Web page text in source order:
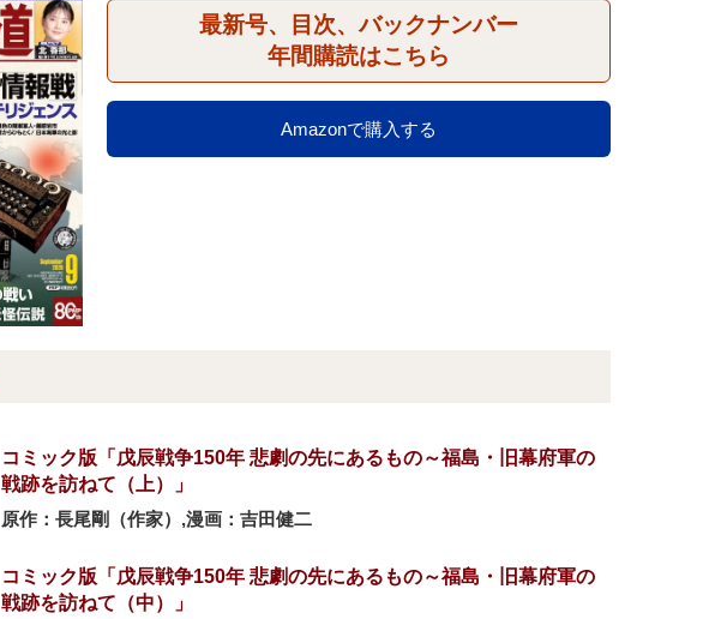
最新号、目次、バックナンバー
年間購読はこちら
Amazonで購入する
コミック版「戊辰戦争150年 悲劇の先にあるもの～福島・旧幕府軍の
戦跡を訪ねて（上）」
原作：長尾剛（作家）,漫画：吉田健二
コミック版「戊辰戦争150年 悲劇の先にあるもの～福島・旧幕府軍の
戦跡を訪ねて（中）」